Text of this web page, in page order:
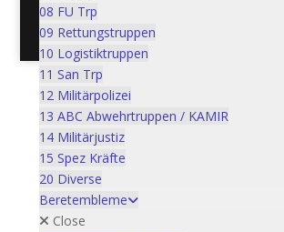
08 FU Trp
09 Rettungstruppen
10 Logistiktruppen
11 San Trp
12 Militärpolizei
13 ABC Abwehrtruppen / KAMIR
14 Militärjustiz
15 Spez Kräfte
20 Diverse
Beretembleme
Close
Postadresse: Verein Schweizer
Thun / Mail: